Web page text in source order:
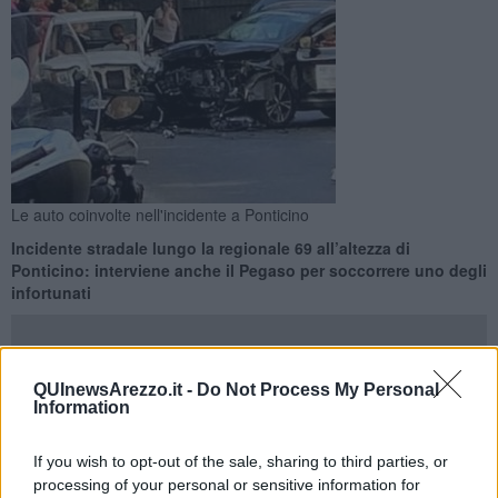
QUInewsArezzo.it - Do Not Process My Personal
Information
If you wish to opt-out of the sale, sharing to third parties, or
processing of your personal or sensitive information for
Le auto coinvolte nell'incidente a Ponticino
Incidente stradale lungo la regionale 69 all’altezza di
Ponticino: interviene anche il Pegaso per soccorrere uno degli
infortunati
sono rimaste ferite in unincidentestradale avvenuto intorno alle
18,30 di oggi aPonticino, nel comune di Laterina-Pergine.